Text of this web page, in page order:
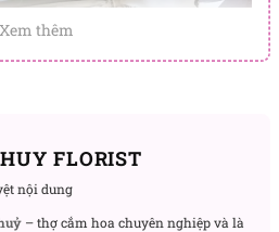
yêu
Xem thêm
FLORIST
nội dung
– thợ cắm hoa chuyên nghiệp và là